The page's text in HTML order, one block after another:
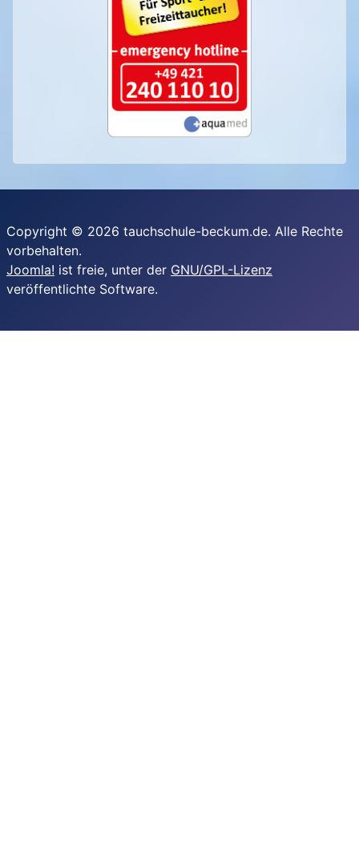
Copyright © 2026 tauchschule-beckum.de. Alle Rechte
vorbehalten.
Joomla! ist freie, unter der GNU/GPL-Lizenz
veröffentlichte Software.